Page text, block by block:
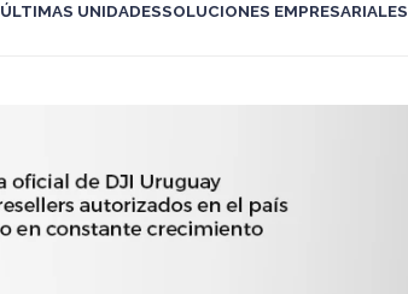
ÚLTIMAS UNIDADESSOLUCIONES EMPRESARIALES